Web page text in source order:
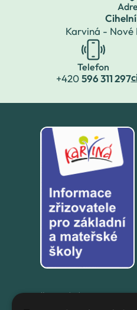
Karviná - Nové
Telefon
+420596 311 297